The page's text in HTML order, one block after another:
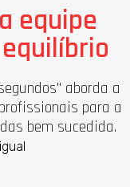
equipe
aborda a
para a
bem sucedida.